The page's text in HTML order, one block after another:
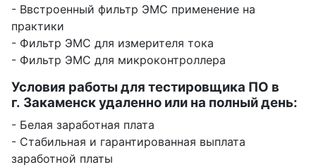
- Ввстроенный фильтр ЭМС применение на
практики
- Фильтр ЭМС для измерителя тока
- Фильтр ЭМС для микроконтроллера
Условия работы для тестировщика ПО в
г. Закаменск удаленно или на полный день:
- Белая заработная плата
- Стабильная и гарантированная выплата
заработной платы